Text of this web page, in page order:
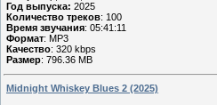
Год выпуска: 2025
Количество треков: 100
Время звучания: 05:41:11
Формат: MP3
Качество: 320 kbps
Размер: 796.36 MB
Midnight Whiskey Blues 2 (2025)